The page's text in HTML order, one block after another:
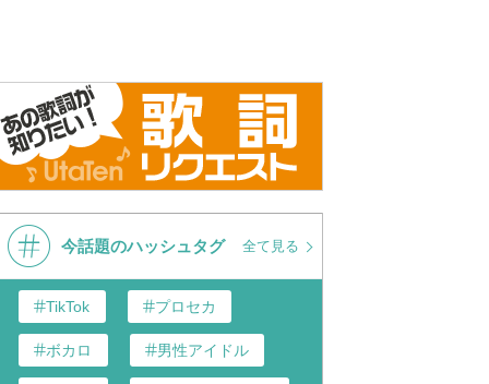
今話題のハッシュタグ 全て見る
TikTok プロセカ
ボカロ 男性アイドル